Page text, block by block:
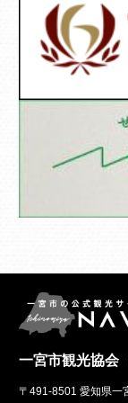
一宮市観光協会
〒491-8501 愛知県